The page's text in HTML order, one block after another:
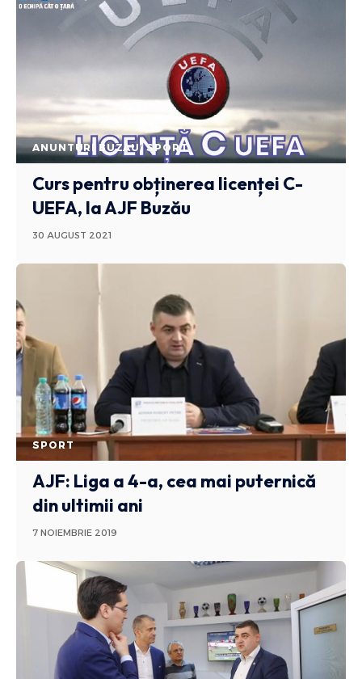
ANUNTURI BUZAU SPORT
Curs pentru obținerea licenței C-
UEFA, la AJF Buzău
30 AUGUST 2021
SPORT
AJF: Liga a 4-a, cea mai puternică
din ultimii ani
7 NOIEMBRIE 2019